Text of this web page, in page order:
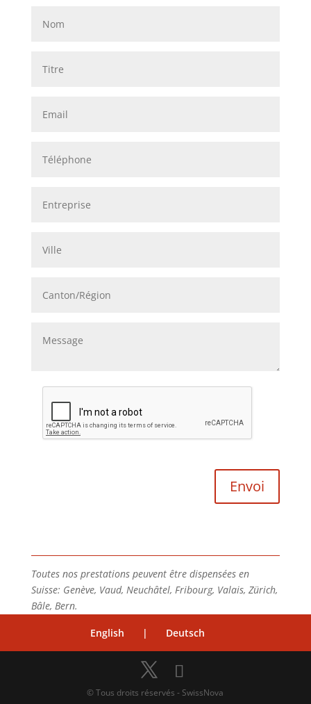
Toutes nos prestations peuvent être dispensées en
Suisse: Genève, Vaud, Neuchâtel, Fribourg, Valais, Zürich,
Bâle, Bern.
English | Deutsch
© Tous droits réservés - SwissNova